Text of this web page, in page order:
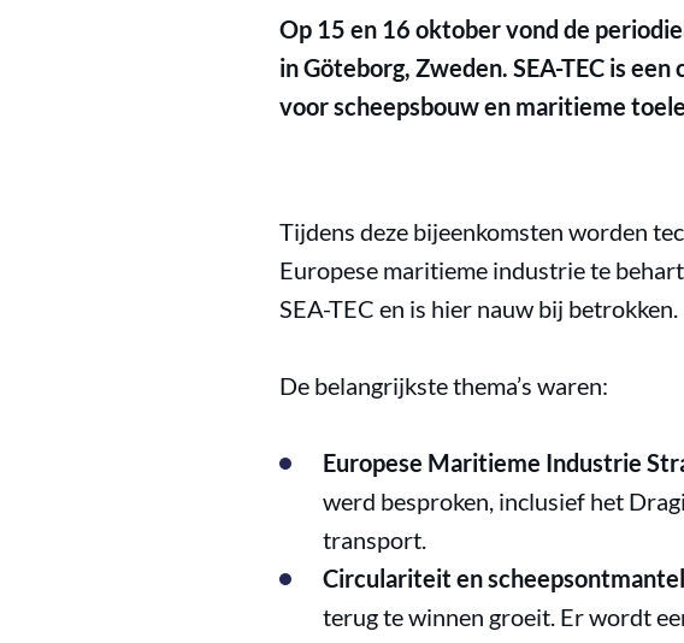
Op 15 en 16 oktober vond de
in Göteborg, Zweden. SEA-TEC is
voor scheepsbouw en maritieme
Tijdens deze bijeenkomsten worden
Europese maritieme industrie te
SEA-TEC en is hier nauw bij betrokken.
De belangrijkste thema’s waren:
Europese Maritieme Industrie
werd besproken, inclusief het
transport.
Circulariteit en
terug te winnen groeit. Er wordt